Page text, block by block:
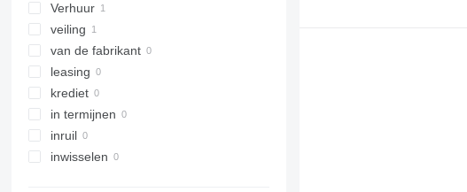
Verhuur
veiling
van de fabrikant
leasing
krediet
in termijnen
inruil
inwisselen